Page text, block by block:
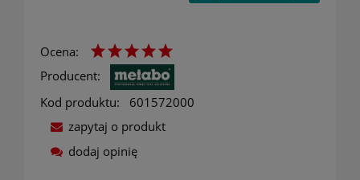
Ocena:
Producent:
Kod produktu:
601572000
zapytaj o produkt
dodaj opinię